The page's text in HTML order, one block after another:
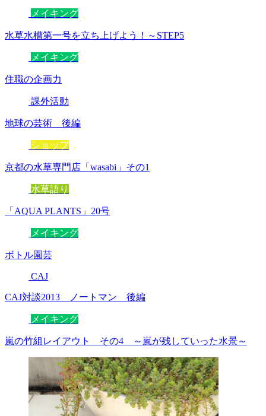
メイキング
水草水槽第一号を立ち上げよう！～STEP5
メイキング
住職の企画力
課外活動
地球の芸術 後編
ショップ
京都の水草専門店「wasabi」その1
水草語り
「AQUA PLANTS」20号
メイキング
ボトル園芸
CAJ
CAJ対談2013 ノートマン 後編
メイキング
嵐の竹組レイアウト その4 ～嵐が残していった水景～